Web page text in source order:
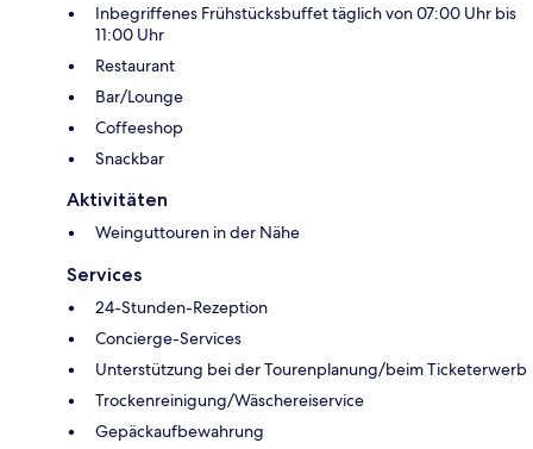
Inbegriffenes Frühstücksbuffet täglich von 07:00 Uhr bis
11:00 Uhr
Restaurant
Bar/Lounge
Coffeeshop
Snackbar
Aktivitäten
Weinguttouren in der Nähe
Services
24-Stunden-Rezeption
Concierge-Services
Unterstützung bei der Tourenplanung/beim Ticketerwerb
Trockenreinigung/Wäschereiservice
Gepäckaufbewahrung